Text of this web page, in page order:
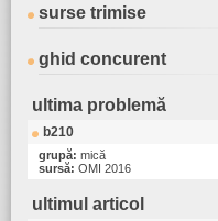
surse trimise
ghid concurent
ultima problemă
b210
grupă: mică
sursă: OMI 2016
ultimul articol